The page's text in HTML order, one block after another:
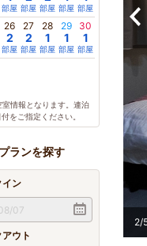
部屋 部屋 部屋 部屋 部屋
26
2
部屋
27
2
部屋
28
1
部屋
29
1
部屋
30
1
部屋
室情報となります。連泊
をご指定ください。
ランを探す
イン
ウト
2/